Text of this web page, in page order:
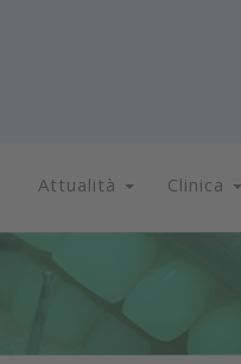
Attualità Clinica